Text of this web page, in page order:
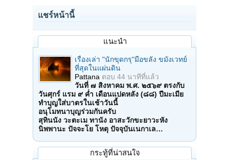
แชร์หน้านี้
แนะนำ
เรื่องเล่า "นักขุดกรุ"มือขลัง ขมังเวทย์
ที่สุดในแผ่นดิน
Pattana ตอบ 44 นาทีที่แล้ว
วันที่ ๗ สิงหาคม พ.ศ. ๒๕๖๙ ตรงกับ
วันศุกร์ แรม ๙ ค่ำ เดือนแปดหลัง (๘๘) ปีมะเมีย
ทำบุญใส่บาตรในเช้าวันนี้
อนุโมทนาบุญร่วมกันครับ
สุทินนัง วะตะเม ทานัง อาสะวักขะยาวะหัง
นิพพานะ ปัจจะโย โหตุ ปัจจุบันเนกาเล…
กระทู้ที่น่าสนใจ